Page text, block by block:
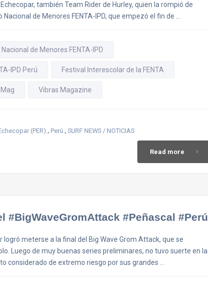
también Team Rider de Hurley, quien la rompió de
de Menores FENTA-IPD, que empezó el fin de …
de Menores FENTA-IPD
IPD Perú Festival Interescolar de la FENTA
Vibras Magazine
(PER) , Perú , SURF NEWS / NOTICIAS
Read more
#BigWaveGromAttack #Peñascal #Perú
logró meterse a la final del Big Wave Grom Attack, que se
Luego de muy buenas series preliminares, no tuvo suerte en la
considerado de extremo riesgo por sus grandes …